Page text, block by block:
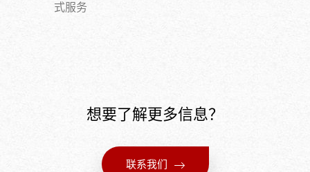
式服务
想要了解更多信息？
联系我们